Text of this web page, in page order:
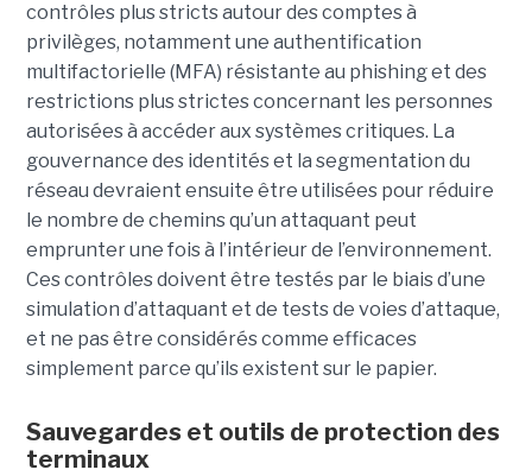
contrôles plus stricts autour des comptes à
privilèges, notamment une authentification
multifactorielle (MFA) résistante au phishing et des
restrictions plus strictes concernant les personnes
autorisées à accéder aux systèmes critiques. La
gouvernance des identités et la segmentation du
réseau devraient ensuite être utilisées pour réduire
le nombre de chemins qu’un attaquant peut
emprunter une fois à l’intérieur de l’environnement.
Ces contrôles doivent être testés par le biais d’une
simulation d’attaquant et de tests de voies d’attaque,
et ne pas être considérés comme efficaces
simplement parce qu’ils existent sur le papier.
Sauvegardes et outils de protection des
terminaux